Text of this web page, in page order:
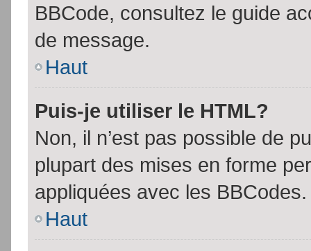
BBCode, consultez le guide
de message.
Haut
Puis-je utiliser le HTML?
Non, il n’est pas possible de
plupart des mises en forme
appliquées avec les BBCodes.
Haut